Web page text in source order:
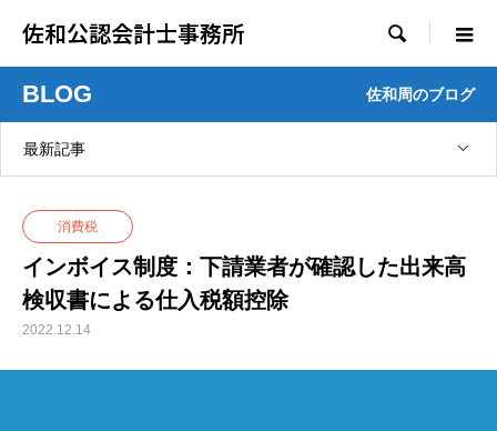
佐和公認会計士事務所 
BLOG 佐和周のブログ
最新記事
消費税
インボイス制度：下請業者が確認した出来高
検収書による仕入税額控除
2022.12.14